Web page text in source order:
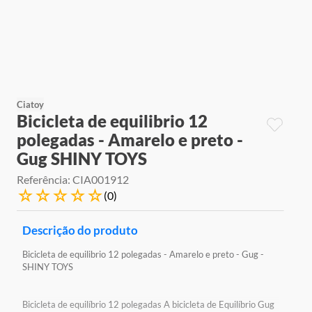
Ciatoy
Bicicleta de equilibrio 12
polegadas - Amarelo e preto -
Gug SHINY TOYS
Referência: CIA001912
☆☆☆☆☆(0)
Descrição do produto
Bicicleta de equilibrio 12 polegadas - Amarelo e preto - Gug -
SHINY TOYS
Bicicleta de equilíbrio 12 polegadas A bicicleta de Equilíbrio Gug